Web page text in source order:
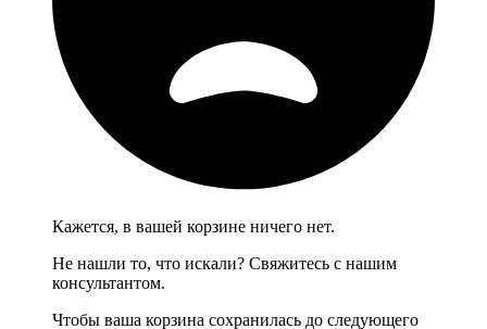
Кажется, в вашей корзине ничего нет.
Не нашли то, что искали? Свяжитесь с нашим
консультантом.
Чтобы ваша корзина сохранилась до следующего